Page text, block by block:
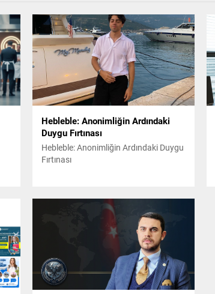
Hebleble: Anonimliğin Ardındaki
Duygu Fırtınası
Hebleble: Anonimliğin Ardındaki Duygu
Fırtınası